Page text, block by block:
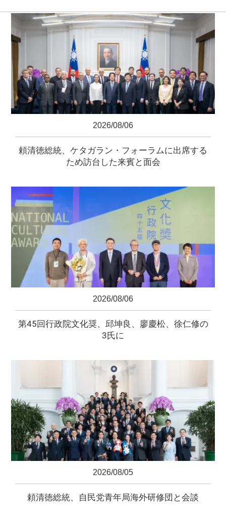
2026/08/06
頼清徳総統、ケタガラン・フォーラムに出席する
ため訪台した来賓と面会
2026/08/06
第45回行政院文化奨、邱坤良、廖慶松、徐仁修の
3氏に
2026/08/05
頼清徳総統、自民党青年局海外研修団と会談